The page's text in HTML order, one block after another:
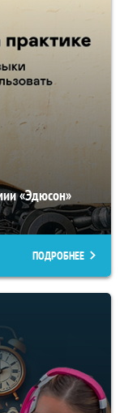
«Эдюсон»
ПОДРОБНЕЕ